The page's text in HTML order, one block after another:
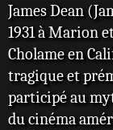
a
g
e
James Dean
1931 à Marion
Cholame en
tragique et
participé au
du cinéma